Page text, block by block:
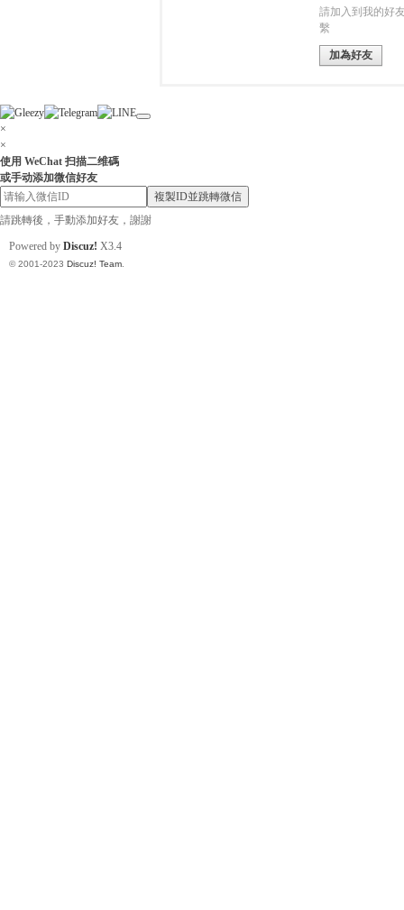
小
請加入到我的好
繫
加為好友
×
×
使用 WeChat 扫描二维碼
或手动添加微信好友
複製ID並跳轉微信
請跳轉後，手動添加好友，謝謝
Powered by Discuz! X3.4
© 2001-2023 Discuz! Team